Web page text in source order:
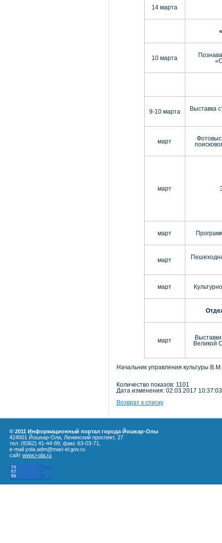
14 марта
10 марта
9-10 марта Выставка
март
март
март
март
март
март
Великой
Начальник управления культуры
Количество показов: 1101
Дата изменения: 02.03.2017 10:37:03
Возврат к списку
© 2011 Информационный портал города Йошкар-Олы
424001 Йошкар-Ола, Ленинский проспект, 27
тел. (8362) 41-44-89, факс 63-03-71,
e-mail yola.adm@mari-el.gov.ru
сайт www.i-ola.ru